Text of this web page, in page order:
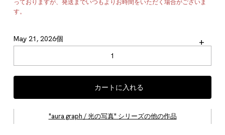
っておりますが、発送までいつもよりお時間をいただく場合がございま
す。
+
May 21, 2026個
-
カートに入れる
"aura graph / 光の写真" シリーズの他の作品